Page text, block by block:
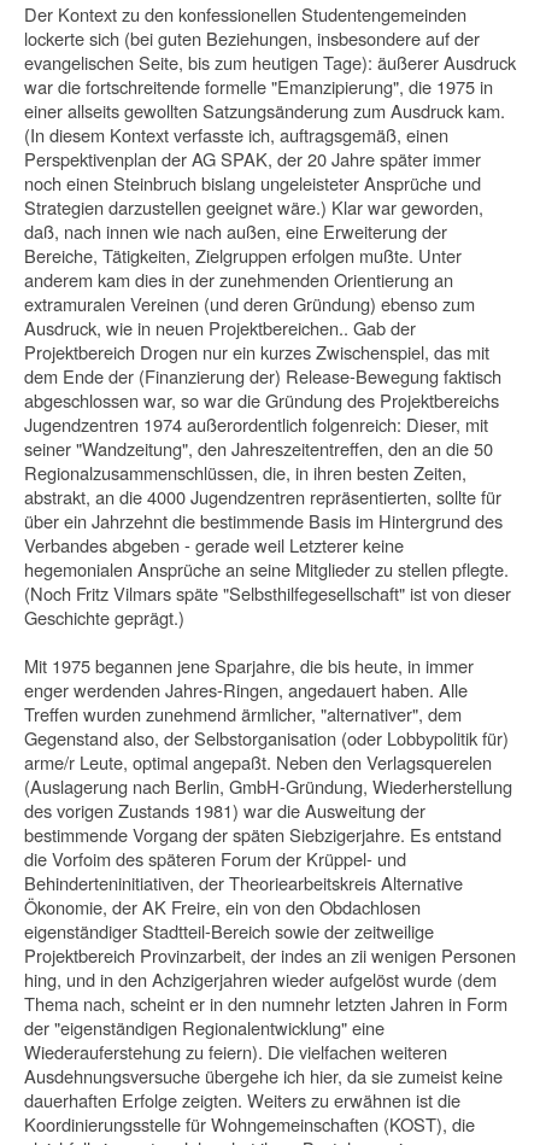
Der Kontext zu den konfessionellen Studentengemeinden
lockerte sich (bei guten Beziehungen, insbesondere auf der
evangelischen Seite, bis zum heutigen Tage): äußerer Ausdruck
war die fortschreitende formelle "Emanzipierung", die 1975 in
einer allseits gewollten Satzungsänderung zum Ausdruck kam.
(In diesem Kontext verfasste ich, auftragsgemäß, einen
Perspektivenplan der AG SPAK, der 20 Jahre später immer
noch einen Steinbruch bislang ungeleisteter Ansprüche und
Strategien darzustellen geeignet wäre.) Klar war geworden,
daß, nach innen wie nach außen, eine Erweiterung der
Bereiche, Tätigkeiten, Zielgruppen erfolgen mußte. Unter
anderem kam dies in der zunehmenden Orientierung an
extramuralen Vereinen (und deren Gründung) ebenso zum
Ausdruck, wie in neuen Projektbereichen.. Gab der
Projektbereich Drogen nur ein kurzes Zwischenspiel, das mit
dem Ende der (Fi­nanzierung der) Release-Bewegung faktisch
abgeschlossen war, so war die Grün­dung des Projektbereichs
Jugendzentren 1974 außerordentlich folgenreich: Dieser, mit
seiner "Wandzeitung", den Jahreszeitentreffen, den an die 50
Regionalzusam­menschlüssen, die, in ihren besten Zeiten,
abstrakt, an die 4000 Jugendzentren repräsentierten, sollte für
über ein Jahrzehnt die bestimmende Basis im Hintergrund des
Verbandes abgeben - gerade weil Letzterer keine
hegemonialen Ansprüche an seine Mitglieder zu stellen pflegte.
(Noch Fritz Vilmars späte "Selbsthilfegesell­schaft" ist von dieser
Geschichte geprägt.)
Mit 1975 begannen jene Sparjahre, die bis heute, in immer
enger werdenden Jahres-Ringen, angedauert haben. Alle
Treffen wurden zunehmend ärmlicher, "alternativer", dem
Gegenstand also, der Selbstorganisation (oder Lobbypolitik für)
arme/r Leute, optimal angepaßt. Neben den Verlagsquerelen
(Auslagerung nach Berlin, GmbH-Gründung, Wiederherstellung
des vorigen Zustands 1981) war die Ausweitung der
bestimmende Vorgang der späten Siebzigerjahre. Es entstand
die Vorfoim des späteren Forum der Krüppel- und
Behinderteninitiativen, der Theorie­arbeitskreis Alternative
Ökonomie, der AK Freire, ein von den Obdachlosen
eigenständiger Stadtteil-Bereich sowie der zeitweilige
Projektbereich Provinzarbeit, der indes an zii wenigen Personen
hing, und in den Achzigerjahren wieder aufgelöst wurde (dem
Thema nach, scheint er in den numnehr letzten Jahren in Form
der "eigenständigen Regionalentwicklung" eine
Wiederauferstehung zu feiern). Die vielfachen weiteren
Ausdehnungsversuche übergehe ich hier, da sie zumeist keine
dauerhaften Erfolge zeigten. Weiters zu erwähnen ist die
Koordinierungsstelle für Wohngemeinschaften (KOST), die